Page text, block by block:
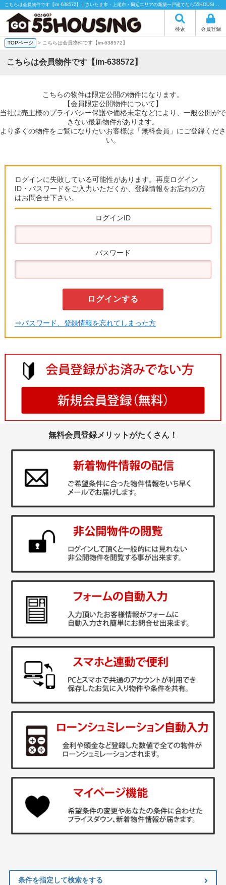
こちらは会員物件です【im-638572】｜さいたま市・上尾市・周辺エリアの新築一戸建てなら55HOUSING（55ハウジング）にお任せください！
検索 会員登録
TOPページ > こちらは会員物件です【im-638572】
こちらは会員物件です【im-638572】
こちらの物件は限定公開の物件になります。
【会員限定公開物件について】
当社は売主様のプライバシー保護や価格未定などにより、一般公開がで
きない最新物件があります。
より多くの物件をご覧になりたいお客様は「無料会員」にご登録くださ
い。
ログインに失敗している可能性があります。再度ログイン
ID・パスワードをご入力いただくか、登録情報をお忘れの方
はお問合せ下さい。
ログインID
パスワード
⇒パスワード、登録情報を忘れてしまった方
無料会員登録メリットがたくさん！
条件を指定して検索をする